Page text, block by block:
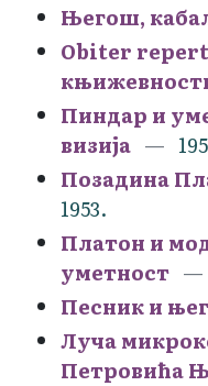
Његош,
Obiter
Пиндар и
визија
Позадина
1953.
Платон и
уметност
Песник и
Луча
Петровића